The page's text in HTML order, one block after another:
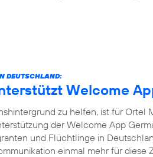
DEUTSCHLAND:
Welcome
zu helfen, ist für Ortel
der Welcome App
und Flüchtlinge in
einmal mehr für diese